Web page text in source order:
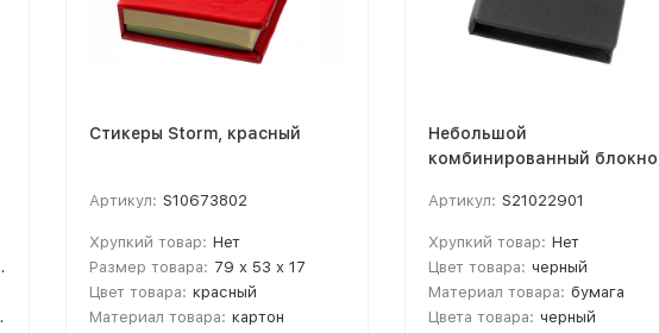
Стикеры Storm, красный
Артикул: S10673802
Хрупкий товар: Нет
Размер товара: 79 х 53 х 17
Цвет товара: красный
Материал товара: картон
Небольшой
комбинированный
Артикул: S21022901
Хрупкий товар: Нет
Цвет товара: черный
Материал товара: бумага
Цвета товара: черный